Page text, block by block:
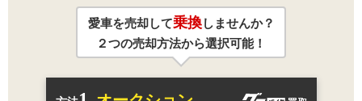
愛車を売却して乗換しませんか？
２つの売却方法から選択可能！